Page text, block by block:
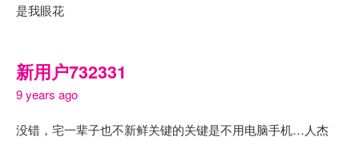
是我眼花
新用户732331
9 years ago
没错，宅一辈子也不新鲜关键的关键是不用电脑手机…人杰